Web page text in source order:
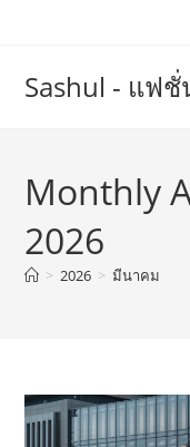
Sashul - แฟ
Monthly
2026
> 2026 > มีนาคม